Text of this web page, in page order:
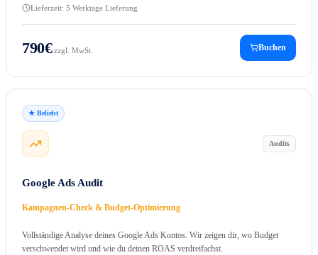
Lieferzeit: 5 Werktage Lieferung
790€zzgl. MwSt. Buchen
★ Beliebt
Audits
Google Ads Audit
Kampagnen-Check & Budget-Optimierung
Vollständige Analyse deines Google Ads Kontos. Wir zeigen dir, wo Budget
verschwendet wird und wie du deinen ROAS verdreifachst.